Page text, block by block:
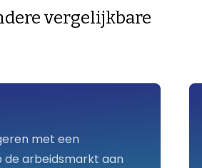
vergelijkbare
met een
arbeidsmarkt aan